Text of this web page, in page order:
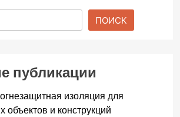
ПОИСК
публикации
изоляция для
и конструкций